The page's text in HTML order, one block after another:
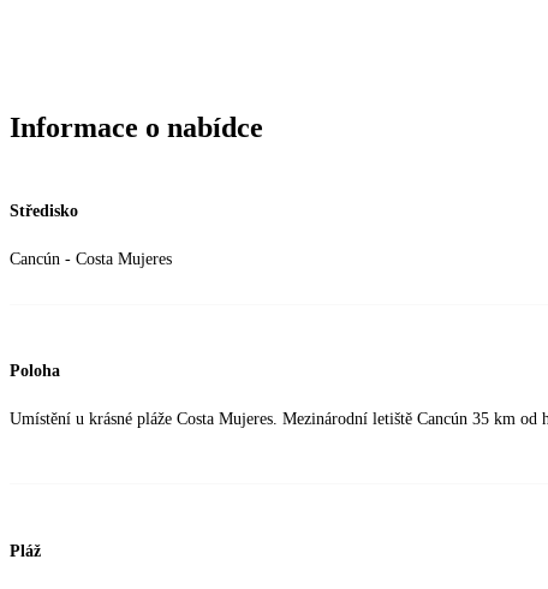
Informace o nabídce
Středisko
Cancún - Costa Mujeres
Poloha
Umístění u krásné pláže Costa Mujeres. Mezinárodní letiště Cancún 35 km
Pláž